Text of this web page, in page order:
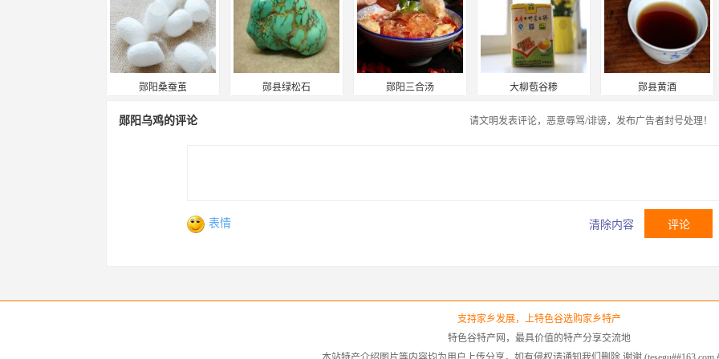
郧阳桑蚕茧 郧县绿松石 郧阳三合汤 大柳苞谷糁 郧县黄酒
郧阳乌鸡的评论 请文明发表评论，恶意辱骂/诽谤，发布广告者封号处理！
清除内容
表情
支持家乡发展，上特色谷选购家乡特产
特色谷特产网，最具价值的特产分享交流地